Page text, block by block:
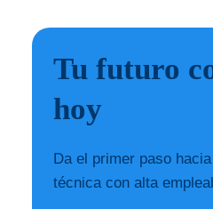
Tu futuro
hoy
Da el primer paso
técnica con alta